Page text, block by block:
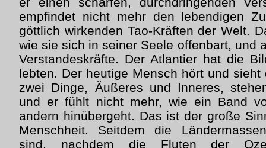
empfindet nicht mehr den lebendigen
göttlich wirkenden Tao-Kräften der Welt.
wie sie sich in seiner Seele offenbart, und
Verstandeskräfte. Der Atlantier hat die
lebten. Der heutige Mensch hört und
zwei Dinge, Äußeres und Inneres,
und er fühlt nicht mehr, wie ein Band
andern hinübergeht. Das ist der große
Menschheit. Seitdem die
sind, nachdem die Fluten der